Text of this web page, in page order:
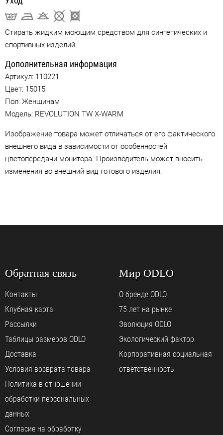
Стирать жидким моющим средством для синтетических и
спортивных изделий
Дополнительная информация
Артикул: 110221
Цвет: 15015
Пол: Женщинам
Модель: REVOLUTION TW X-WARM
Изображение товара может отличаться от его фактического
внешнего вида в зависимости от особенностей
цветопередачи монитора. Производитель может вносить
изменения во внешний вид готового изделия.
Обратная связь
Контакты
Клубная карта
Рассылки
Таблицы размеров ODLO
Доставка
Условия возврата товара
Политика в отношении
обработки персональных
данных
Согласие на обработку
Мир ODLO
О бренде ODLO
75 лет на рынке
Эволюция ODLO
Экологический фактор
Корпоративная социальная
ответственность